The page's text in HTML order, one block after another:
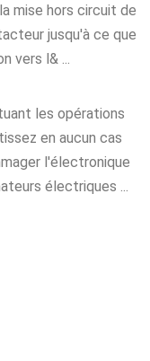
mise hors circuit de
jusqu'à ce que
vers l& ...
les opérations
en aucun cas
l'électronique
électriques ...